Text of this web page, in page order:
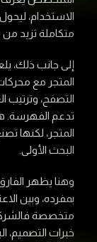
الاستخدام،
متكاملة تزيد
إلى جانب ذلك،
التصفح، وترتيب
تدعم الفهرسة.
المتجر، لكنها
البحث الأولى.
وهنا يظهر
بمفرده، وبين
متخصصة
خبرات التصميم،